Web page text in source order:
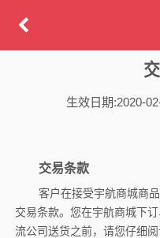
生效日期:2020-
交易条款
客户在接受宇航商城商
交易条款。您在宇航商城下
流公司送货之前，请您仔细阅